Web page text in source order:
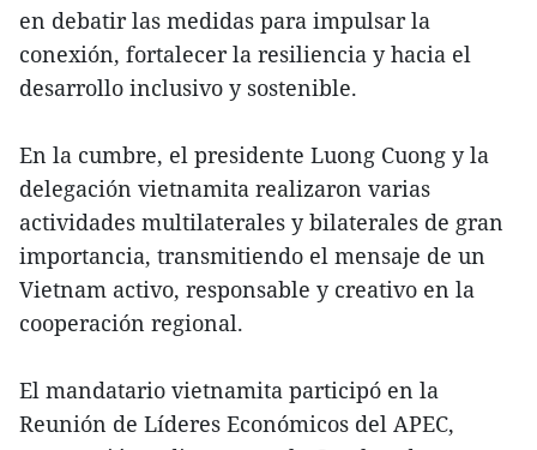
en debatir las medidas para impulsar la
conexión, fortalecer la resiliencia y hacia el
desarrollo inclusivo y sostenible.
En la cumbre, el presidente Luong Cuong y la
delegación vietnamita realizaron varias
actividades multilaterales y bilaterales de gran
importancia, transmitiendo el mensaje de un
Vietnam activo, responsable y creativo en la
cooperación regional.
El mandatario vietnamita participó en la
Reunión de Líderes Económicos del APEC,